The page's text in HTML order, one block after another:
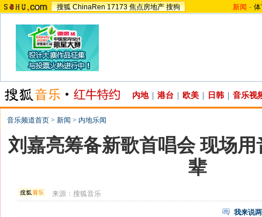
搜狐 ChinaRen 17173 焦点房地产 搜狗 新闻 -
内地 港台 欧美 日韩 音乐视
音乐频道首页 > 新闻 > 内地乐闻
刘嘉亮筹备新歌首唱会 现场
辈
来源：搜狐音乐
我来说